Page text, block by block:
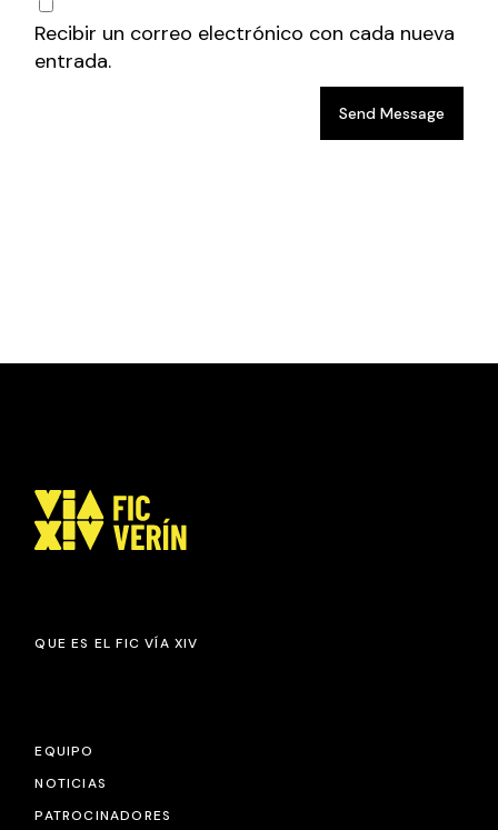
Recibir un correo electrónico con cada nueva
entrada.
Send Message
QUE ES EL FIC VÍA XIV
EQUIPO
NOTICIAS
PATROCINADORES